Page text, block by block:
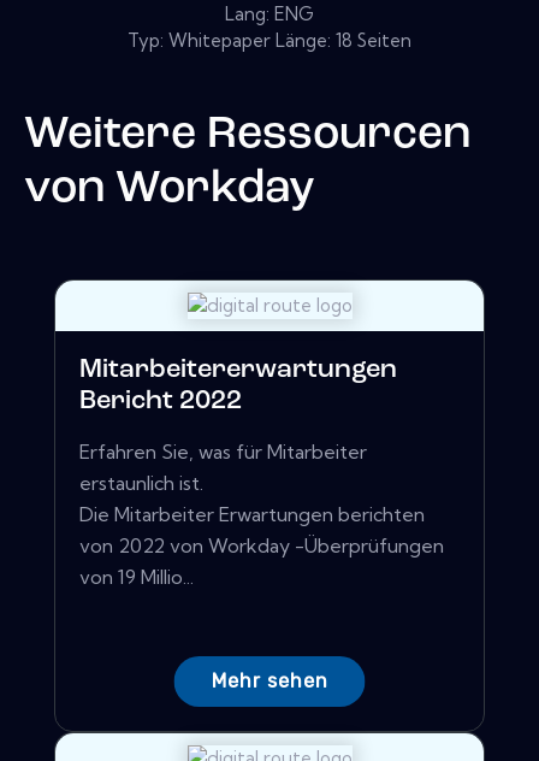
Lang: ENG
Typ: Whitepaper Länge: 18 Seiten
Weitere Ressourcen
von Workday
Mitarbeitererwartungen
Bericht 2022
Erfahren Sie, was für Mitarbeiter
erstaunlich ist.
Die Mitarbeiter Erwartungen berichten
von 2022 von Workday -Überprüfungen
von 19 Millio...
Mehr sehen